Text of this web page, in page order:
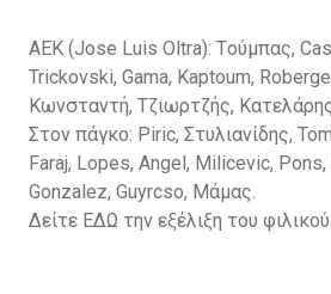
ΑΕΚ (Jose Luis Oltra): Tούμπας,
Trickovski, Gama, Κaptoum,
Κωνσταντή, Τζιωρτζής,
Στον πάγκο: Piric, Στυλιανίδης,
Faraj, Lopes, Angel, Milicevic, Pons,
Gonzalez, Guyrcso, Μάμας.
Δείτε ΕΔΩ την εξέλιξη του